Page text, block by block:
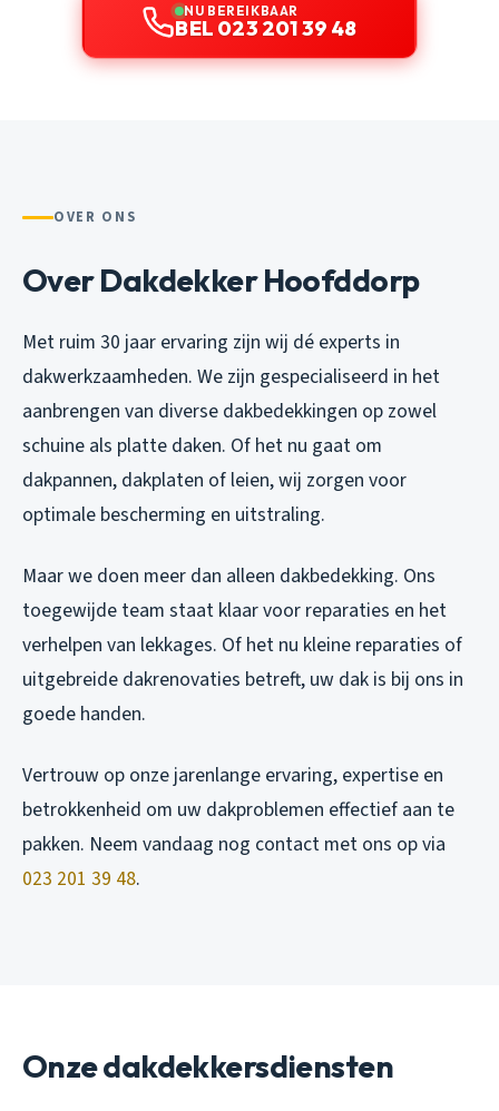
NU BEREIKBAAR
BEL 023 201 39 48
OVER ONS
Over Dakdekker Hoofddorp
Met ruim 30 jaar ervaring zijn wij dé experts in
dakwerkzaamheden. We zijn gespecialiseerd in het
aanbrengen van diverse dakbedekkingen op zowel
schuine als platte daken. Of het nu gaat om
dakpannen, dakplaten of leien, wij zorgen voor
optimale bescherming en uitstraling.
Maar we doen meer dan alleen dakbedekking. Ons
toegewijde team staat klaar voor reparaties en het
verhelpen van lekkages. Of het nu kleine reparaties of
uitgebreide dakrenovaties betreft, uw dak is bij ons in
goede handen.
Vertrouw op onze jarenlange ervaring, expertise en
betrokkenheid om uw dakproblemen effectief aan te
pakken. Neem vandaag nog contact met ons op via
023 201 39 48.
Onze dakdekkersdiensten